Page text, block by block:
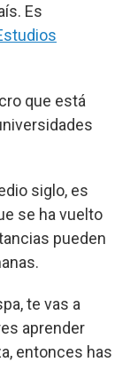
Es
que está
siglo, es
se ha vuelto
pueden
te vas a
aprender
entonces has